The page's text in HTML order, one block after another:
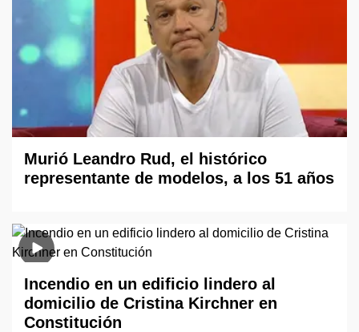
Murió Leandro Rud, el histórico
representante de modelos, a los 51 años
Incendio en un edificio lindero al
domicilio de Cristina Kirchner en
Constitución